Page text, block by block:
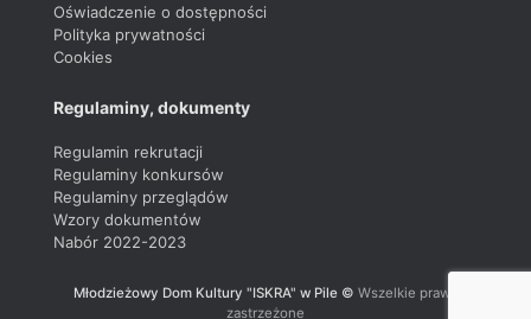
Oświadczenie o dostępności
Polityka prywatności
Cookies
Regulaminy, dokumenty
Regulamin rekrutacji
Regulaminy konkursów
Regulaminy przeglądów
Wzory dokumentów
Nabór 2022-2023
Młodzieżowy Dom Kultury "ISKRA" w Pile © Wszelkie prawa
zastrzeżone